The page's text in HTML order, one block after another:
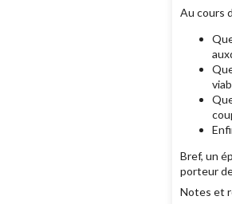
Au cours
Bref, un
porteur
Notes et